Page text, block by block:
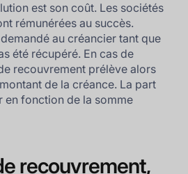
est son coût. Les sociétés
rémunérées au succès.
au créancier tant que
été récupéré. En cas de
recouvrement prélève alors
de la créance. La part
en fonction de la somme
recouvrement,